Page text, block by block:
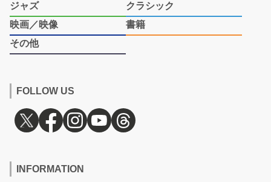
ジャズ
クラシック
映画／映像
書籍
その他
FOLLOW US
INFORMATION